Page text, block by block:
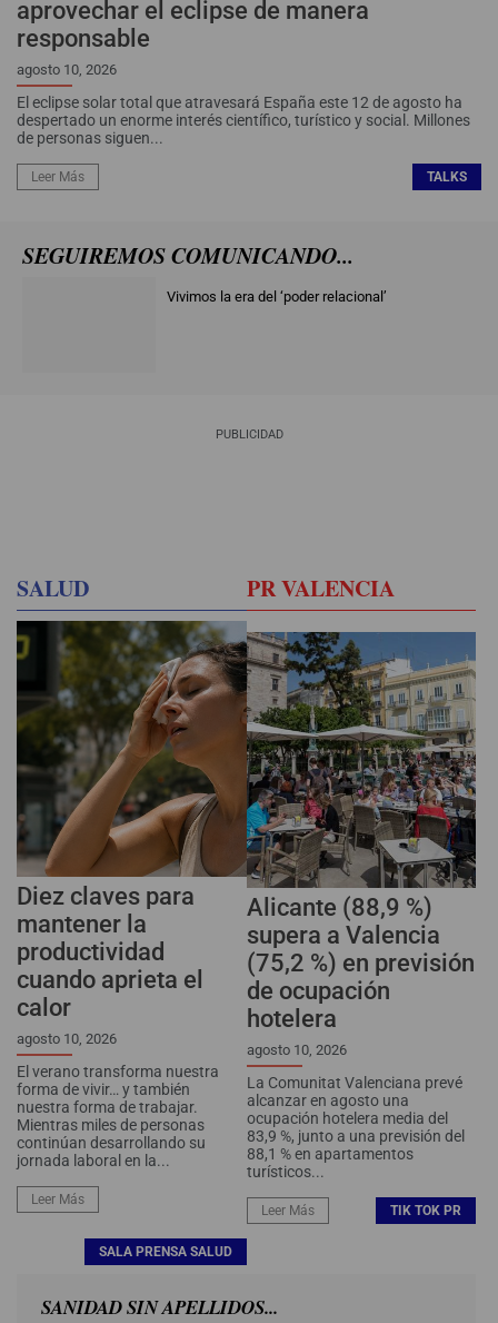
aprovechar el eclipse de manera
responsable
agosto 10, 2026
El eclipse solar total que atravesará España este 12 de agosto ha
despertado un enorme interés científico, turístico y social. Millones
de personas siguen...
Leer Más TALKS
SEGUIREMOS COMUNICANDO​...
Vivimos la era del ‘poder relacional’
PUBLICIDAD
SALUD
Diez claves para
mantener la
productividad
cuando aprieta el
calor
agosto 10, 2026
El verano transforma nuestra
forma de vivir… y también
nuestra forma de trabajar.
Mientras miles de personas
continúan desarrollando su
jornada laboral en la...
Leer Más
SALA PRENSA SALUD
PR VALENCIA
Alicante (88,9 %)
supera a Valencia
(75,2 %) en previsión
de ocupación
hotelera
agosto 10, 2026
La Comunitat Valenciana prevé
alcanzar en agosto una
ocupación hotelera media del
83,9 %, junto a una previsión del
88,1 % en apartamentos
turísticos...
Leer Más TIK TOK PR
SANIDAD SIN APELLIDOS​...